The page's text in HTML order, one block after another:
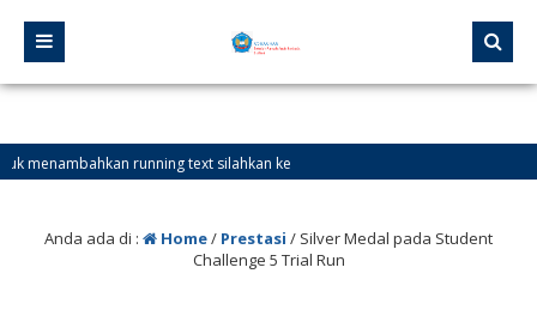
running text silahkan ke
Anda ada di : Home/ Prestasi / Silver Medal pada Student
Challenge 5 Trial Run